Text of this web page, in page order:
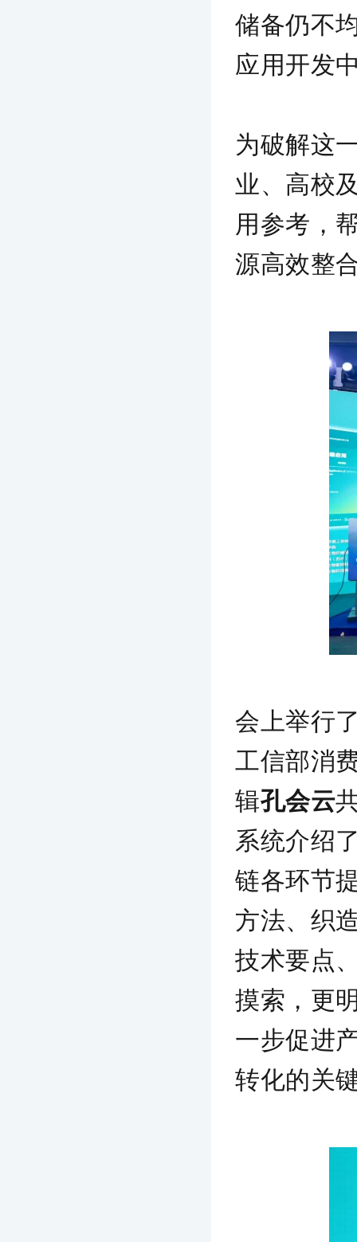
储备仍不
应用开发
为破解这
业、高校
用参考，
源高效整
会上举行
工信部消
辑孔会云
系统介绍
链各环节
方法、织
技术要点
摸索，更
一步促进
转化的关